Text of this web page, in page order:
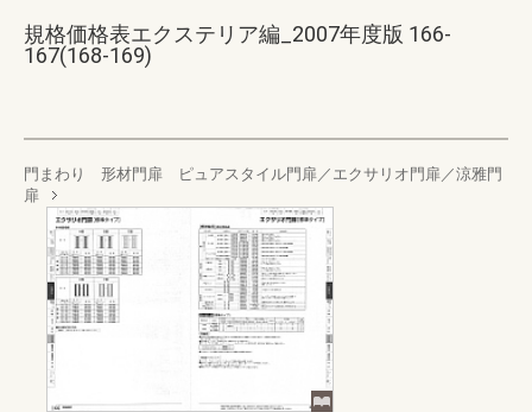
規格価格表エクステリア編_2007年度版 166-
167(168-169)
門まわり 形材門扉 ピュアスタイル門扉／エクサリオ門扉／涼雅門
扉